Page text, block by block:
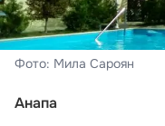
Фото: Мила Сароян
Анапа